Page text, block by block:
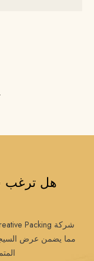
هل ترغب
شركة Creative Packing متخصصة في التصميم والجودة الاستثنائية،
مما يضمن عرض